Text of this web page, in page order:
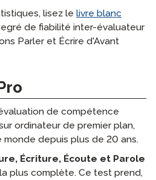
lisez le livre blanc
de fiabilité inter-évaluateur
Parler et Écrire d'Avant
de compétence
ordinateur de premier plan,
depuis plus de 20 ans.
Écriture, Écoute et Parole
plus complète. Ce test prend,